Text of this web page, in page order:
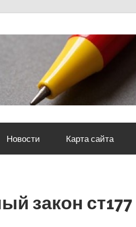
Новости Карта сайта
закон ст177